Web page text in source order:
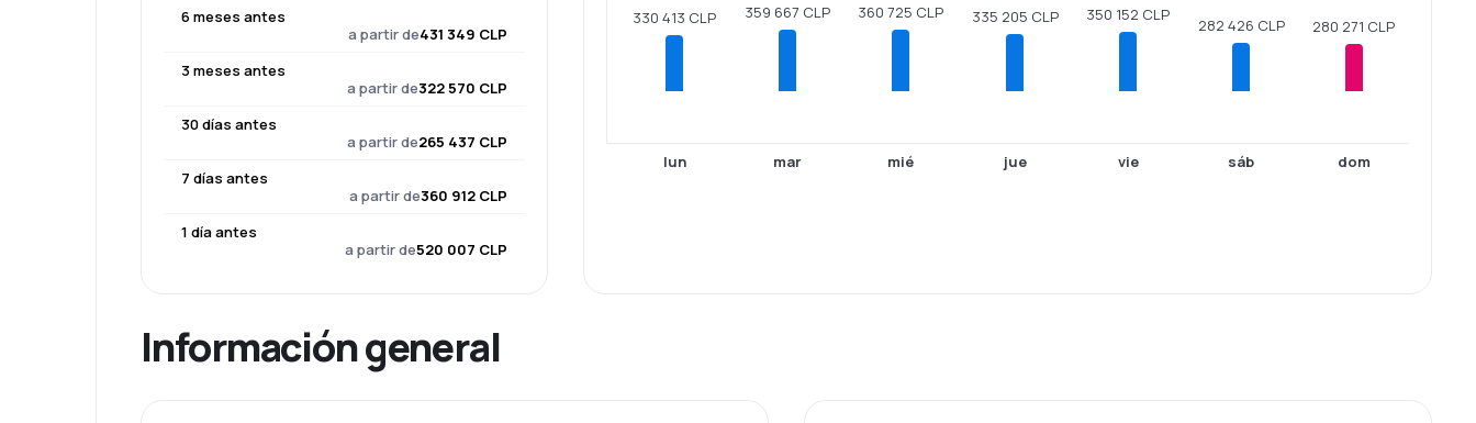
6 meses antes
a partir de431 349 CLP
3 meses antes
a partir de322 570 CLP
30 días antes
a partir de265 437 CLP
7 días antes
a partir de360 912 CLP
1 día antes
a partir de520 007 CLP
330 413 CLP
lun
359 667 CLP
mar
360 725 CLP
mié
335 205 CLP
jue
350 152 CLP
vie
282 426 CLP
sáb
280 271 CLP
dom
Información general